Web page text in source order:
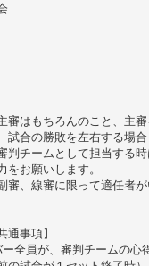
審はもちろんのこと、主
合の勝敗を左右する場合
判チームとして担当する
お願いします。
審、線審に限って適任者
通事項】
全員が、審判チームの心